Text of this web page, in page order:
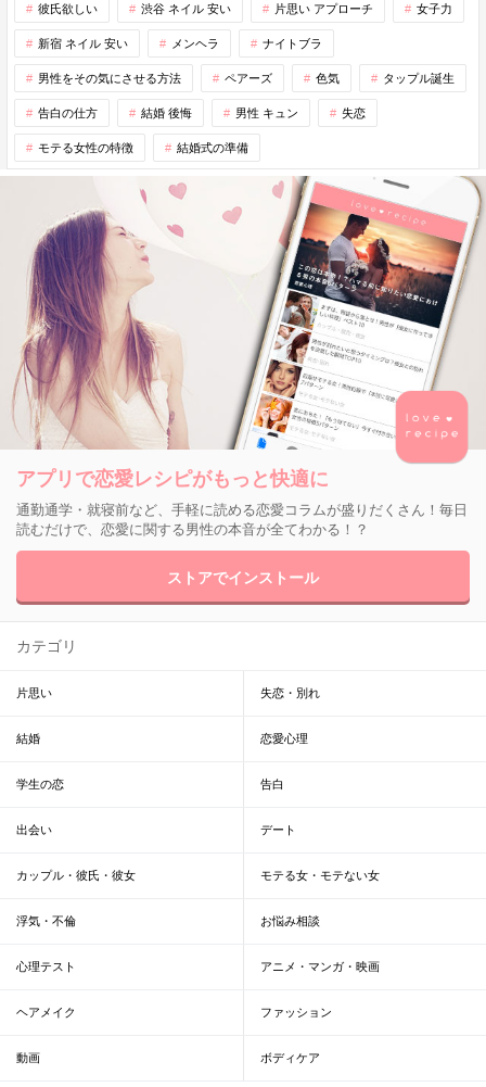
彼氏欲しい 渋谷 ネイル 安い 片思い アプローチ 女子力
新宿 ネイル 安い メンヘラ ナイトブラ
男性をその気にさせる方法 ペアーズ 色気 タップル誕生
告白の仕方 結婚 後悔 男性 キュン 失恋
モテる女性の特徴 結婚式の準備
アプリで恋愛レシピがもっと快適に
通勤通学・就寝前など、手軽に読める恋愛コラムが盛りだくさん！毎日
読むだけで、恋愛に関する男性の本音が全てわかる！？
ストアでインストール
カテゴリ
片思い 失恋・別れ
結婚 恋愛心理
学生の恋 告白
出会い デート
カップル・彼氏・彼女 モテる女・モテない女
浮気・不倫 お悩み相談
心理テスト アニメ・マンガ・映画
ヘアメイク ファッション
動画 ボディケア